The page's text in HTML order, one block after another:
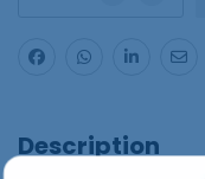
Description